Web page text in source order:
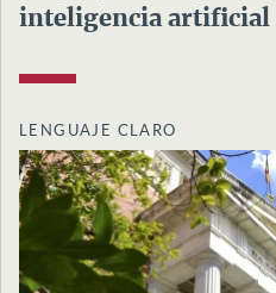
inteligencia artificial
LENGUAJE CLARO